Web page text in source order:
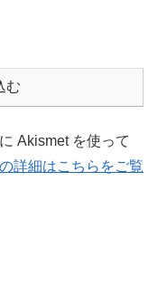
む
Akismet を使って
詳細はこちらをご覧